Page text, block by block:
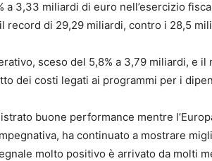
a 3,33 miliardi di euro nell’esercizio
record di 29,29 miliardi, contro i 28,5
sceso del 5,8% a 3,79 miliardi, e
dei costi legati ai programmi per i
buone performance mentre
ha continuato a mostrare
molto positivo è arrivato da molti